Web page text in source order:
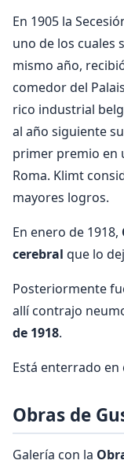
En 1905 la
uno de los cuales
mismo año,
comedor del
rico industrial
al año siguiente
primer premio en
Roma. Klimt
mayores logros.
En enero de 1918,
cerebral que lo
Posteriormente
allí contrajo
de 1918.
Está enterrado en
Obras de
Galería con la